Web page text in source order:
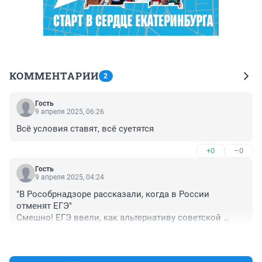
КОММЕНТАРИИ 2
Гость
9 апреля 2025, 06:26
Всё условия ставят, всё суетятся
+0 –0
Гость
9 апреля 2025, 04:24
"В Рособрнадзоре рассказали, когда в России
отменят ЕГЭ"
Смешно! ЕГЭ ввели, как альтернативу советской